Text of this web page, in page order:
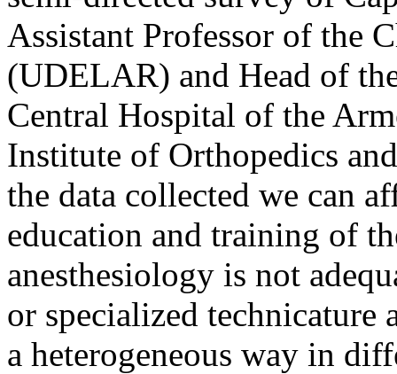
Assistant Professor of the
(UDELAR) and Head of
Central Hospital of the
Institute of Orthopedics
the data collected we can
education and training of
anesthesiology is not
or specialized
a heterogeneous way in